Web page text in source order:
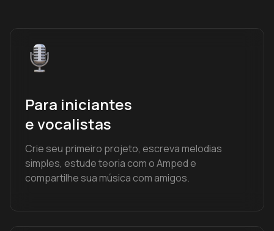
Para iniciantes
e vocalistas
Crie seu primeiro projeto, escreva melodias
simples, estude teoria com o Amped e
compartilhe sua música com amigos.